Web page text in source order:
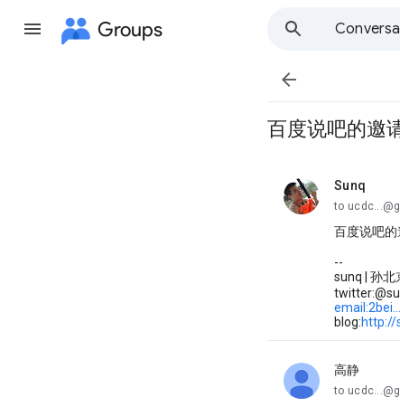
Groups

百度说吧的邀
Sunq
unread,
to
百度说吧的
--
sunq | 孙北
blog:http://
高静
unread,
to